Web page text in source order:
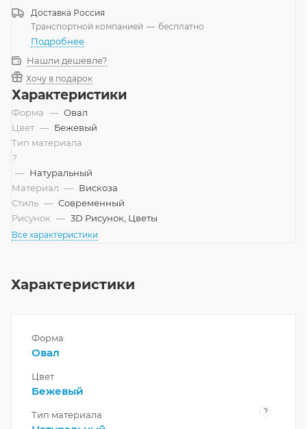
Доставка Россия
Транспортной компанией — бесплатно
Подробнее
Нашли дешевле?
Хочу в подарок
Характеристики
Форма — Овал
Цвет — Бежевый
Тип материала
?
— Натуральный
Материал — Вискоза
Стиль — Современный
Рисунок — 3D Рисунок, Цветы
Все характеристики
Характеристики
Форма
Овал
Цвет
Бежевый
Тип материала ?